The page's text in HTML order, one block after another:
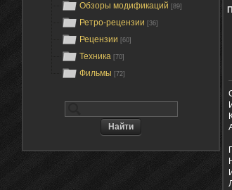
Обзоры модификаций [89]
Ретро-рецензии [36]
Рецензии [60]
Техника [70]
Фильмы [72]